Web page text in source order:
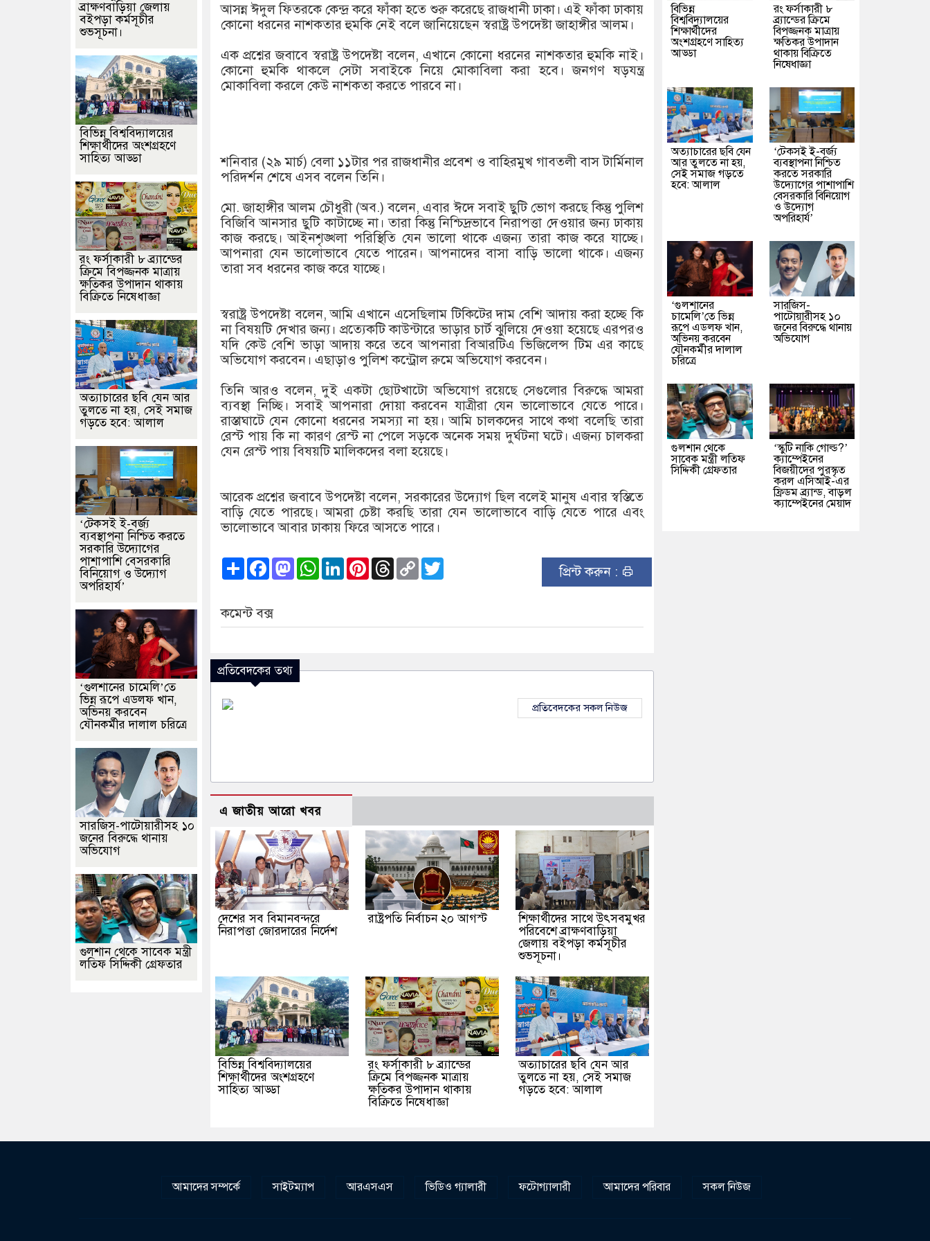
আসন্ন ঈদুল ফিতরকে কেন্দ্র করে ফাঁকা হতে শুরু করেছে রাজধানী ঢাকা। এই ফাঁকা ঢাকায়
কোনো ধরনের নাশকতার হুমকি নেই বলে জানিয়েছেন স্বরাষ্ট্র উপদেষ্টা জাহাঙ্গীর আলম।
এক প্রশ্নের জবাবে স্বরাষ্ট্র উপদেষ্টা বলেন, এখানে কোনো ধরনের নাশকতার হুমকি নাই।
কোনো হুমকি থাকলে সেটা সবাইকে নিয়ে মোকাবিলা করা হবে। জনগণ ষড়যন্ত্র
মোকাবিলা করলে কেউ নাশকতা করতে পারবে না।
শনিবার (২৯ মার্চ) বেলা ১১টার পর রাজধানীর প্রবেশ ও বাহিরমুখ গাবতলী বাস টার্মিনাল
পরিদর্শন শেষে এসব বলেন তিনি।
মো. জাহাঙ্গীর আলম চৌধুরী (অব.) বলেন, এবার ঈদে সবাই ছুটি ভোগ করছে কিন্তু পুলিশ
বিজিবি আনসার ছুটি কাটাচ্ছে না। তারা কিন্তু নিশ্চিদ্রভাবে নিরাপত্তা দেওয়ার জন্য ঢাকায়
কাজ করছে। আইনশৃঙ্খলা পরিস্থিতি যেন ভালো থাকে এজন্য তারা কাজ করে যাচ্ছে।
আপনারা যেন ভালোভাবে যেতে পারেন। আপনাদের বাসা বাড়ি ভালো থাকে। এজন্য
তারা সব ধরনের কাজ করে যাচ্ছে।
স্বরাষ্ট্র উপদেষ্টা বলেন, আমি এখানে এসেছিলাম টিকিটের দাম বেশি আদায় করা হচ্ছে কি
না বিষয়টি দেখার জন্য। প্রত্যেকটি কাউন্টারে ভাড়ার চার্ট ঝুলিয়ে দেওয়া হয়েছে এরপরও
যদি কেউ বেশি ভাড়া আদায় করে তবে আপনারা বিআরটিএ ভিজিলেন্স টিম এর কাছে
অভিযোগ করবেন। এছাড়াও পুলিশ কন্ট্রোল রুমে অভিযোগ করবেন।
তিনি আরও বলেন, দুই একটা ছোটখাটো অভিযোগ রয়েছে সেগুলোর বিরুদ্ধে আমরা
ব্যবস্থা নিচ্ছি। সবাই আপনারা দোয়া করবেন যাত্রীরা যেন ভালোভাবে যেতে পারে।
রাস্তাঘাটে যেন কোনো ধরনের সমস্যা না হয়। আমি চালকদের সাথে কথা বলেছি তারা
রেস্ট পায় কি না কারণ রেস্ট না পেলে সড়কে অনেক সময় দুর্ঘটনা ঘটে। এজন্য চালকরা
যেন রেস্ট পায় বিষয়টি মালিকদের বলা হয়েছে।
আরেক প্রশ্নের জবাবে উপদেষ্টা বলেন, সরকারের উদ্যোগ ছিল বলেই মানুষ এবার স্বস্তিতে
বাড়ি যেতে পারছে। আমরা চেষ্টা করছি তারা যেন ভালোভাবে বাড়ি যেতে পারে এবং
ভালোভাবে আবার ঢাকায় ফিরে আসতে পারে।
ShareFacebook
Mastodon
WhatsApp
LinkedInPinterest
Threads
Copy
Link প্রিন্ট করুন :
কমেন্ট বক্স
প্রতিবেদকের তথ্য
প্রতিবেদকের সকল নিউজ
এ জাতীয় আরো খবর
দেশের সব বিমানবন্দরে
নিরাপত্তা জোরদারের নির্দেশ
রাষ্ট্রপতি নির্বাচন ২০ আগস্ট
শিক্ষার্থীদের সাথে উৎসবমুখর
পরিবেশে ব্রাক্ষণবাড়িয়া
জেলায় বইপড়া কর্মসূচীর
শুভসূচনা।
বিভিন্ন বিশ্ববিদ্যালয়ের
শিক্ষার্থীদের অংশগ্রহণে
সাহিত্য আড্ডা
রং ফর্সাকারী ৮ ব্র্যান্ডের
ক্রিমে বিপজ্জনক মাত্রায়
ক্ষতিকর উপাদান থাকায়
বিক্রিতে নিষেধাজ্ঞা
অত্যাচারের ছবি যেন আর
তুলতে না হয়, সেই সমাজ
গড়তে হবে: আলাল
ব্রাক্ষণবাড়িয়া জেলায়
বইপড়া কর্মসূচীর
শুভসূচনা।
বিভিন্ন বিশ্ববিদ্যালয়ের
শিক্ষার্থীদের অংশগ্রহণে
সাহিত্য আড্ডা
রং ফর্সাকারী ৮ ব্র্যান্ডের
ক্রিমে বিপজ্জনক মাত্রায়
ক্ষতিকর উপাদান থাকায়
বিক্রিতে নিষেধাজ্ঞা
অত্যাচারের ছবি যেন আর
তুলতে না হয়, সেই সমাজ
গড়তে হবে: আলাল
‘টেকসই ই-বর্জ্য
ব্যবস্থাপনা নিশ্চিত করতে
সরকারি উদ্যোগের
পাশাপাশি বেসরকারি
বিনিয়োগ ও উদ্যোগ
অপরিহার্য’
‘গুলশানের চামেলি’তে
ভিন্ন রূপে এডলফ খান,
অভিনয় করবেন
যৌনকর্মীর দালাল চরিত্রে
সারজিস-পাটোয়ারীসহ ১০
জনের বিরুদ্ধে থানায়
অভিযোগ
গুলশান থেকে সাবেক মন্ত্রী
লতিফ সিদ্দিকী গ্রেফতার
বিভিন্ন
বিশ্ববিদ্যালয়ের
শিক্ষার্থীদের
অংশগ্রহণে সাহিত্য
আড্ডা
রং ফর্সাকারী ৮
ব্র্যান্ডের ক্রিমে
বিপজ্জনক মাত্রায়
ক্ষতিকর উপাদান
থাকায় বিক্রিতে
নিষেধাজ্ঞা
অত্যাচারের ছবি যেন
আর তুলতে না হয়,
সেই সমাজ গড়তে
হবে: আলাল
‘টেকসই ই-বর্জ্য
ব্যবস্থাপনা নিশ্চিত
করতে সরকারি
উদ্যোগের পাশাপাশি
বেসরকারি বিনিয়োগ
ও উদ্যোগ
অপরিহার্য’
‘গুলশানের
চামেলি’তে ভিন্ন
রূপে এডলফ খান,
অভিনয় করবেন
যৌনকর্মীর দালাল
চরিত্রে
সারজিস-
পাটোয়ারীসহ ১০
জনের বিরুদ্ধে থানায়
অভিযোগ
গুলশান থেকে
সাবেক মন্ত্রী লতিফ
সিদ্দিকী গ্রেফতার
‘স্কুটি নাকি গোল্ড?’
ক্যাম্পেইনের
বিজয়ীদের পুরস্কৃত
করল এসিআই-এর
ফ্রিডম ব্র্যান্ড, বাড়ল
ক্যাম্পেইনের মেয়াদ
আমাদের সম্পর্কে সাইটম্যাপ আরএসএস ভিডিও গ্যালারী ফটোগ্যালারী আমাদের পরিবার সকল নিউজ